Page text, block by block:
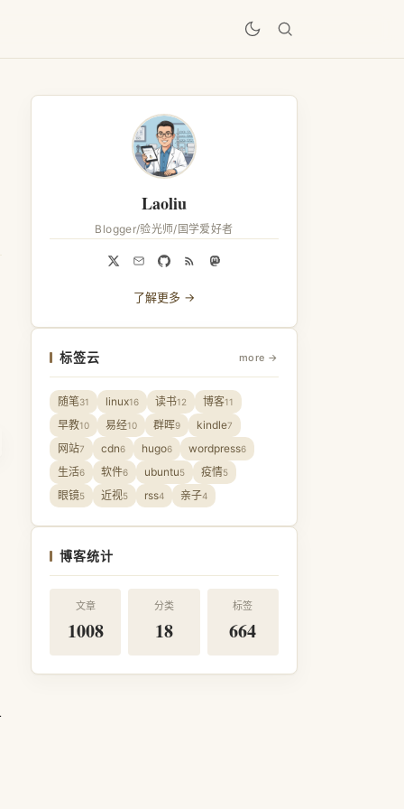
Laoliu
Blogger/验光师/国学爱好者
了解更多 →
标签云 more →
随笔31 linux16 读书12 博客11
早教10 易经10 群晖9 kindle7
网站7 cdn6 hugo6 wordpress6
生活6 软件6 ubuntu5 疫情5
眼镜5 近视5 rss4 亲子4
博客统计
文章
1008
分类
18
标签
664